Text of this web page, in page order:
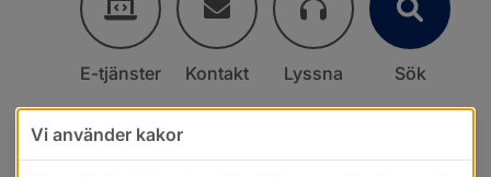
E-tjänster Kontakt Lyssna Sök
Vi använder kakor